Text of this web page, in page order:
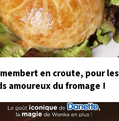
en croute, pour les
amoureux du fromage !